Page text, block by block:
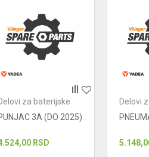
za baterijske
3A (DO 2025)
RSD
Delovi